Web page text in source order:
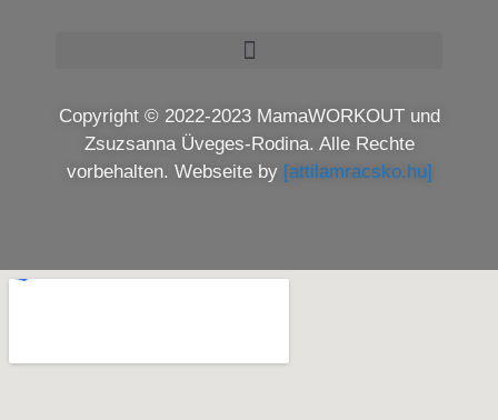
Copyright © 2022-2023 MamaWORKOUT und
Zsuzsanna Üveges-Rodina. Alle Rechte
vorbehalten. Webseite by [attilamracsko.hu]